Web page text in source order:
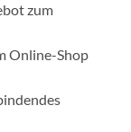
zum
Online-Shop